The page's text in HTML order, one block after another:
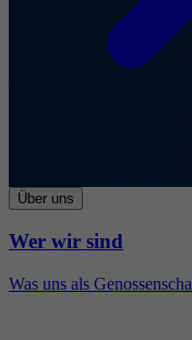
Über uns
Wer wir sind
Was uns als